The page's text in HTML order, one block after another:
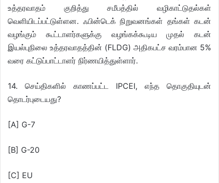
உத்தரவாதம் குறித்து சமீபத்தில் வழிகாட்டுதல்கள்
வெளியிடப்பட்டுள்ளன. ஃபின்டெக் நிறுவனங்கள் தங்கள் கடன்
வழங்கும் கூட்டாளர்களுக்கு வழங்கக்கூடிய முதல் கடன்
இயல்புநிலை உத்தரவாதத்தின் (FLDG) அதிகபட்ச வரம்பான 5%
வரை கட்டுப்பாட்டாளர் நிர்ணயித்துள்ளார்.
14. செய்திகளில் காணப்பட்ட IPCEI, எந்த தொகுதியுடன்
தொடர்புடையது?
[A] G-7
[B] G-20
[C] EU